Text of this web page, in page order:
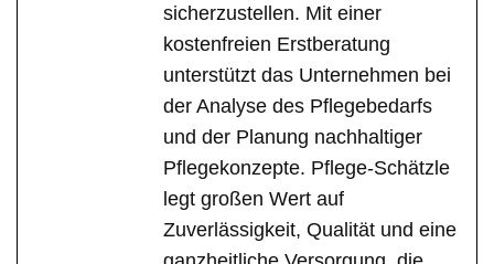
sicherzustellen. Mit einer
kostenfreien Erstberatung
unterstützt das Unternehmen bei
der Analyse des Pflegebedarfs
und der Planung nachhaltiger
Pflegekonzepte. Pflege-Schätzle
legt großen Wert auf
Zuverlässigkeit, Qualität und eine